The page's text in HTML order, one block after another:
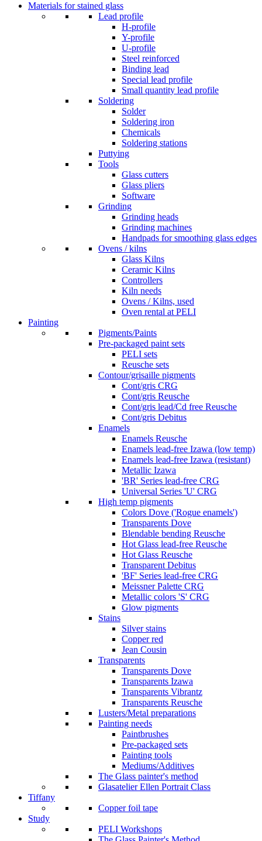
Materials for stained glass
Lead profile
H-profile
Y-profile
U-profile
Steel reinforced
Binding lead
Special lead profile
Small quantity lead profile
Soldering
Solder
Soldering iron
Chemicals
Soldering stations
Puttying
Tools
Glass cutters
Glass pliers
Software
Grinding
Grinding heads
Grinding machines
Handpads for smoothing glass edges
Ovens / kilns
Glass Kilns
Ceramic Kilns
Controllers
Kiln needs
Ovens / Kilns, used
Oven rental at PELI
Painting
Pigments/Paints
Pre-packaged paint sets
PELI sets
Reusche sets
Contour/grisaille pigments
Cont/gris CRG
Cont/gris Reusche
Cont/gris lead/Cd free Reusche
Cont/gris Debitus
Enamels
Enamels Reusche
Enamels lead-free Izawa (low temp)
Enamels lead-free Izawa (resistant)
Metallic Izawa
'BR' Series lead-free CRG
Universal Series 'U' CRG
High temp pigments
Colors Dove ('Rogue enamels')
Transparents Dove
Blendable bending Reusche
Hot Glass lead-free Reusche
Hot Glass Reusche
Transparent Debitus
'BF' Series lead-free CRG
Meissner Palette CRG
Metallic colors 'S' CRG
Glow pigments
Stains
Silver stains
Copper red
Jean Cousin
Transparents
Transparents Dove
Transparents Izawa
Transparents Vibrantz
Transparents Reusche
Lusters/Metal preparations
Painting needs
Paintbrushes
Pre-packaged sets
Painting tools
Mediums/Additives
The Glass painter's method
Glasatelier Ellen Portrait Class
Tiffany
Copper foil tape
Study
PELI Workshops